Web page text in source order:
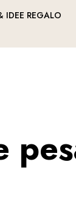
IDEE REGALO